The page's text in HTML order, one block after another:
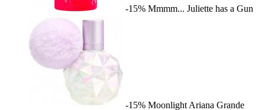
-15% Mmmm... Juliette has a Gun
-15% Moonlight Ariana Grande